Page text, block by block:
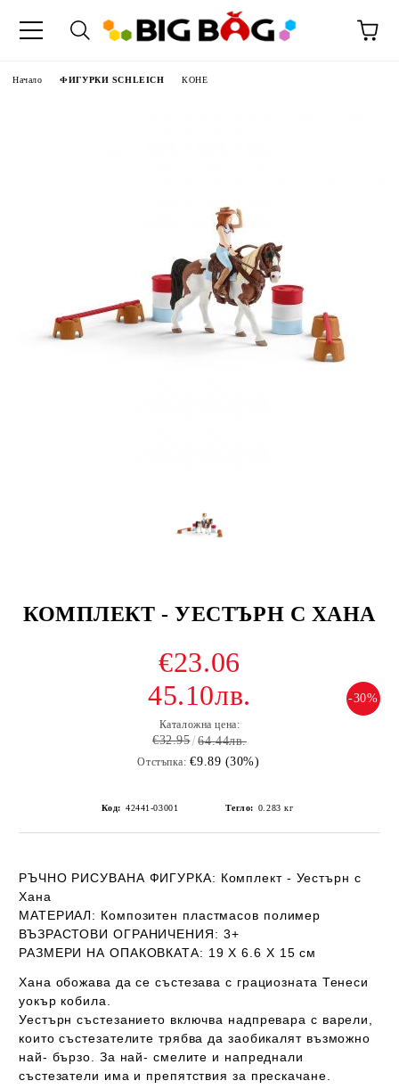
Начало ФИГУРКИ SCHLEICH КОНЕ
КОМПЛЕКТ - УЕСТЪРН С ХАНА
-30%
€23.06
45.10лв.
Каталожна цена:
€32.95 64.44лв.
Отстъпка: €9.89 (30%)
Код: 42441-03001 Тегло: 0.283 кг
РЪЧНО РИСУВАНА ФИГУРКА: Комплект - Уестърн с
Хана
МАТЕРИАЛ: Композитен пластмасов полимер
ВЪЗРАСТОВИ ОГРАНИЧЕНИЯ: 3+
РАЗМЕРИ НА ОПАКОВКАТА: 19 Х 6.6 Х 15см
Хана обожава да се състезава с грациозната Тенеси
уокър кобила.
Уестърн състезанието включва надпревара с варели,
които състезателите трябва да заобикалят възможно
най- бързо. За най- смелите и напреднали
състезатели има и препятствия за прескачане.